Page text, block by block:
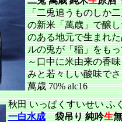
「二兎追うものしか
の新米「萬歳」で醸
のある地元で生まれ
ルの兎が「稲」をも
～口中に米由来の香
みと若々しい酸味で
萬歳 70% alc16
秋田 いっぱくすいせい ふ
一白水成袋吊り 純吟生